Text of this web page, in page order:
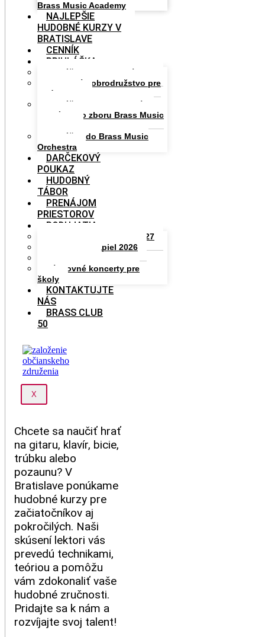
Brass Music Academy
NAJLEPŠIE
HUDOBNÉ KURZY V
BRATISLAVE
CENNÍK
PRIHLÁŠKA
Prihláška na hudobný kurz
Hudobné dobrodružstvo pre
celú rodinu
Prihláška do Komunitného
speváckeho zboru Brass Music
Prihláška do Brass Music
Orchestra
DARČEKOVÝ
POUKAZ
HUDOBNÝ
TÁBOR
PRENÁJOM
PRIESTOROV
PODUJATIA
BRASS MUSIC STARS 2027
Grand Prix Kapiel 2026
Výchovné koncerty pre
školy
KONTAKTUJTE
NÁS
BRASS CLUB
50
X
Chcete sa naučiť hrať
na gitaru, klavír, bicie,
trúbku alebo
pozaunu? V
Bratislave ponúkame
hudobné kurzy pre
začiatočníkov aj
pokročilých. Naši
skúsení lektori vás
prevedú technikami,
teóriou a pomôžu
vám zdokonaliť vaše
hudobné zručnosti.
Pridajte sa k nám a
rozvíjajte svoj talent!